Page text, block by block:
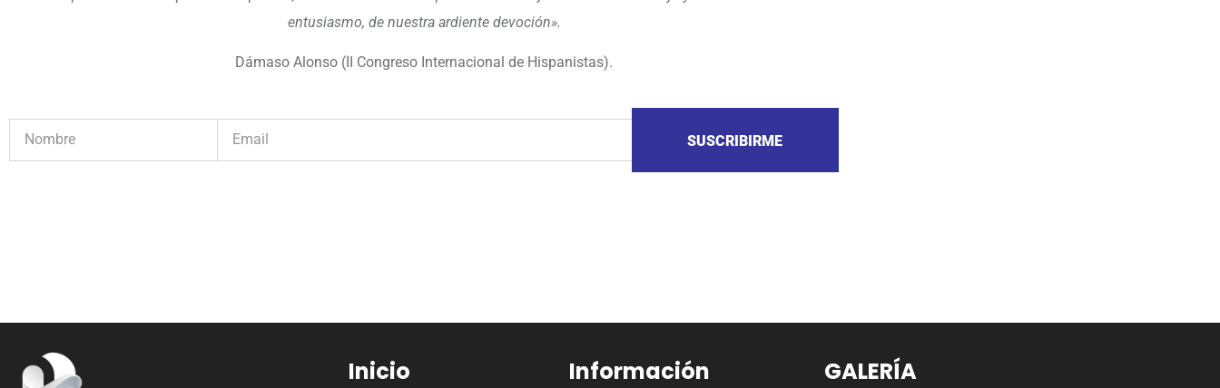
entusiasmo, de nuestra ardiente devoción».
Dámaso Alonso (II Congreso Internacional de Hispanistas).
SUSCRIBIRME
Inicio Información GALERÍA